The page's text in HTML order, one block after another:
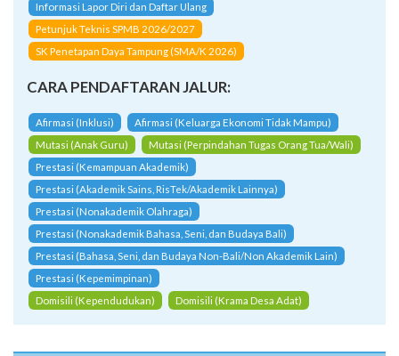
Informasi Lapor Diri dan Daftar Ulang
Petunjuk Teknis SPMB 2026/2027
SK Penetapan Daya Tampung (SMA/K 2026)
CARA PENDAFTARAN JALUR:
Afirmasi (Inklusi)
Afirmasi (Keluarga Ekonomi Tidak Mampu)
Mutasi (Anak Guru)
Mutasi (Perpindahan Tugas Orang Tua/Wali)
Prestasi (Kemampuan Akademik)
Prestasi (Akademik Sains, RisTek/Akademik Lainnya)
Prestasi (Nonakademik Olahraga)
Prestasi (Nonakademik Bahasa, Seni, dan Budaya Bali)
Prestasi (Bahasa, Seni, dan Budaya Non-Bali/Non Akademik Lain)
Prestasi (Kepemimpinan)
Domisili (Kependudukan)
Domisili (Krama Desa Adat)